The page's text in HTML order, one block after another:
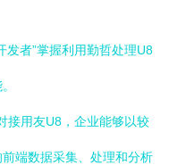
发者”掌握利用勤哲处理U8
接用友U8，企业能够以较
端数据采集、处理和分析